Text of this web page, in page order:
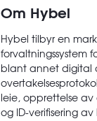
Om Hybel
Hybel tilbyr en
forvaltningssystem
blant annet digital
leie, opprettelse av
og ID-verifisering